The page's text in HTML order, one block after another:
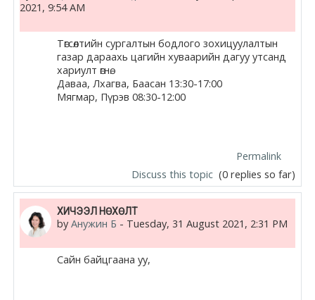
2021, 9:54 AM
Төгсөлтийн сургалтын бодлого зохицуулалтын
газар дараахь цагийн хуваарийн дагуу утсанд
хариулт өгнө.
Даваа, Лхагва, Баасан 13:30-17:00
Мягмар, Пүрэв 08:30-12:00
Permalink
Discuss this topic (0 replies so far)
ХИЧЭЭЛ НӨХӨЛТ
by Анужин Б - Tuesday, 31 August 2021, 2:31 PM
Сайн байцгаана уу,